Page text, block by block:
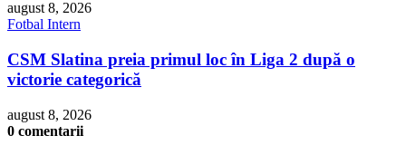
august 8, 2026
Fotbal Intern
CSM Slatina preia primul loc în Liga 2 după o
victorie categorică
august 8, 2026
0 comentarii